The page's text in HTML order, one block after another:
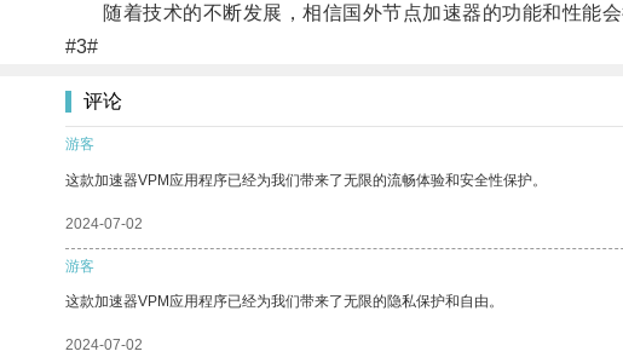
随着技术的不断发展，相信国外节点加速器的功能和性能会
#3#
评论
游客
这款加速器VPM应用程序已经为我们带来了无限的流畅体验和安全性保护。
2024-07-02
游客
这款加速器VPM应用程序已经为我们带来了无限的隐私保护和自由。
2024-07-02